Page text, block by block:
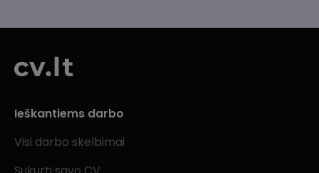
Ieškantiems darbo
Visi darbo skelbimai